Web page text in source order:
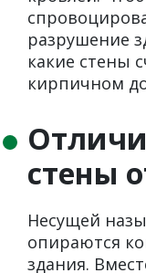
разрушение
какие стены
кирпичном
стены
Несущей
опираются
здания.